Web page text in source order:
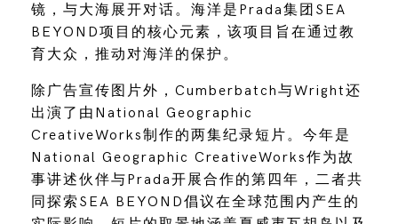
镜，与大海展开对话。海洋是Prada集团SEA
BEYOND项目的核心元素，该项目旨在通过教
育大众，推动对海洋的保护。
除广告宣传图片外，Cumberbatch与Wright还
出演了由National Geographic
CreativeWorks制作的两集纪录短片。今年是
National Geographic CreativeWorks作为故
事讲述伙伴与Prada开展合作的第四年，二者共
同探索SEA BEYOND倡议在全球范围内产生的